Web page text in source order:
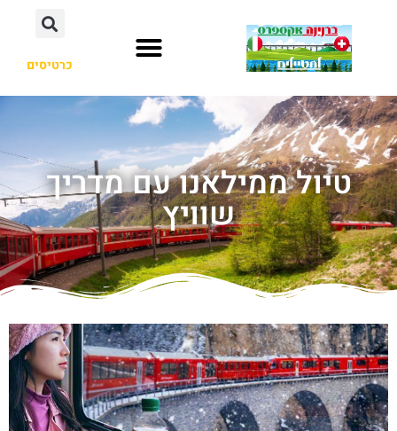
כרטיסים
טיול ממילאנו עם מדריך
שוויץ